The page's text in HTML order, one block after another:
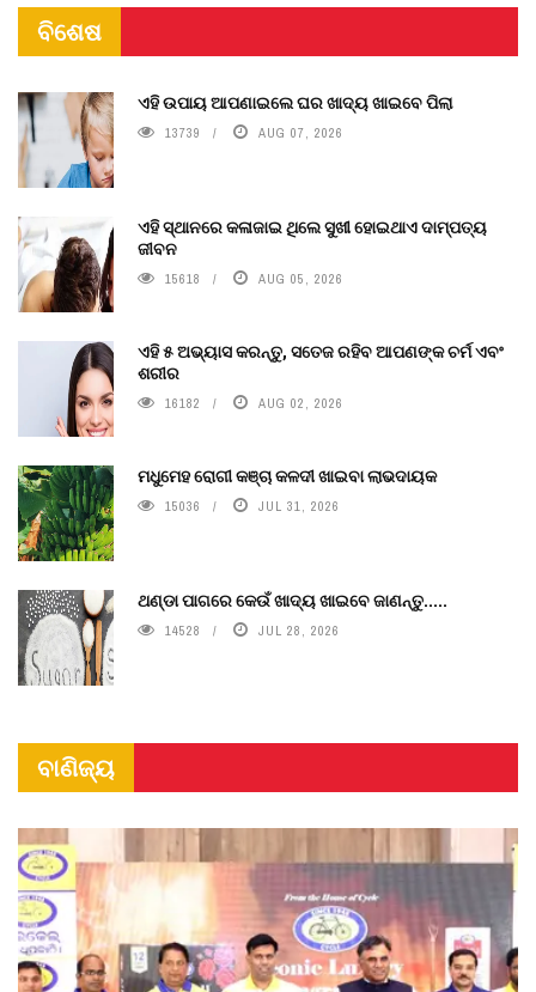
ବିଶେଷ
ଏହି ଉପାୟ ଆପଣାଇଲେ ଘର ଖାଦ୍ୟ ଖାଇବେ ପିଲା
13739 AUG 07, 2026
ଏହି ସ୍ଥାନରେ କଳାଜାଇ ଥିଲେ ସୁଖୀ ହୋଇଥାଏ ଦାମ୍ପତ୍ୟ
ଜୀବନ
15618 AUG 05, 2026
ଏହି ୫ ଅଭ୍ୟାସ କରନ୍ତୁ, ସତେଜ ରହିବ ଆପଣଙ୍କ ଚର୍ମ ଏବଂ
ଶରୀର
16182 AUG 02, 2026
ମଧୁମେହ ରୋଗୀ କଞ୍ଚା କଳଦୀ ଖାଇବା ଲାଭଦାୟକ
15036 JUL 31, 2026
ଥଣ୍ଡା ପାଗରେ କେଉଁ ଖାଦ୍ୟ ଖାଇବେ ଜାଣନ୍ତୁ.....
14528 JUL 28, 2026
ବାଣିଜ୍ୟ